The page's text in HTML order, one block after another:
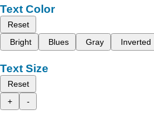
Text Color
Reset
Bright
Blues Gray Inverted
Text Size
Reset
+
-